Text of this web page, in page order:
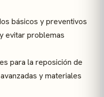
básicos y preventivos
evitar problemas
para la reposición de
y materiales